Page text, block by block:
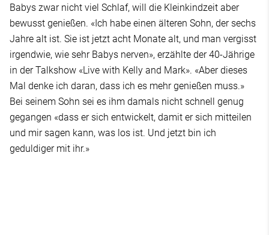
Babys zwar nicht viel Schlaf, will die Kleinkindzeit aber
bewusst genießen. «Ich habe einen älteren Sohn, der sechs
Jahre alt ist. Sie ist jetzt acht Monate alt, und man vergisst
irgendwie, wie sehr Babys nerven», erzählte der 40-Jährige
in der Talkshow «Live with Kelly and Mark». «Aber dieses
Mal denke ich daran, dass ich es mehr genießen muss.»
Bei seinem Sohn sei es ihm damals nicht schnell genug
gegangen «dass er sich entwickelt, damit er sich mitteilen
und mir sagen kann, was los ist. Und jetzt bin ich
geduldiger mit ihr.»